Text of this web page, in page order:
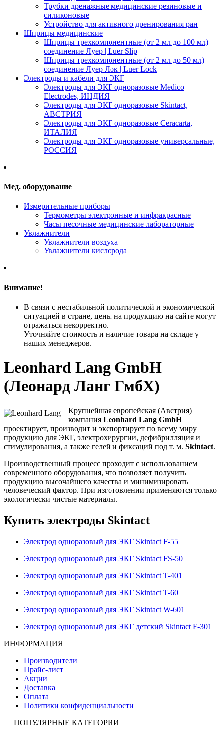
Трубки дренажные медицинские резиновые и
силиконовые
Устройство для активного дренирования ран
Шприцы медицинские
Шприцы трехкомпонентные (от 2 мл до 100 мл)
соединение Луер | Luer Slip
Шприцы трехкомпонентные (от 2 мл до 50 мл)
соединение Луер Лок | Luer Lock
Электроды и кабели для ЭКГ
Электроды для ЭКГ одноразовые Medico
Electrodes, ИНДИЯ
Электроды для ЭКГ одноразовые Skintact,
АВСТРИЯ
Электроды для ЭКГ одноразовые Ceracarta,
ИТАЛИЯ
Электроды для ЭКГ одноразовые универсальные,
РОССИЯ
Мед. оборудование
Измерительные приборы
Термометры электронные и инфракрасные
Часы песочные медицинские лабораторные
Увлажнители
Увлажнители воздуха
Увлажнители кислорода
Внимание!
В связи с нестабильной политической и экономической
ситуацией в стране, цены на продукцию на сайте могут
отражаться некорректно.
Уточняйте стоимость и наличие товара на складе у
наших менеджеров.
Leonhard Lang GmbH
(Леонард Ланг ГмбХ)
Крупнейшая европейская (Австрия)
компания Leonhard Lang GmbH
проектирует, производит и экспортирует по всему миру
продукцию для ЭКГ, электрохирургии, дефибрилляция и
стимулирования, а также гелей и фиксаций под т. м. Skintact.
Производственный процесс проходит с использованием
современного оборудования, что позволяет получить
продукцию высочайшего качества и минимизировать
человеческий фактор. При изготовлении применяются только
экологически чистые материалы.
Купить электроды Skintact
Электрод одноразовый для ЭКГ Skintact F-55
Электрод одноразовый для ЭКГ Skintact FS-50
Электрод одноразовый для ЭКГ Skintact T-401
Электрод одноразовый для ЭКГ Skintact T-60
Электрод одноразовый для ЭКГ Skintact W-601
Электрод одноразовый для ЭКГ детский Skintact F-301
ИНФОРМАЦИЯ
Производители
Прайс-лист
Акции
Доставка
Оплата
Политики конфиденциальности
ПОПУЛЯРНЫЕ КАТЕГОРИИ